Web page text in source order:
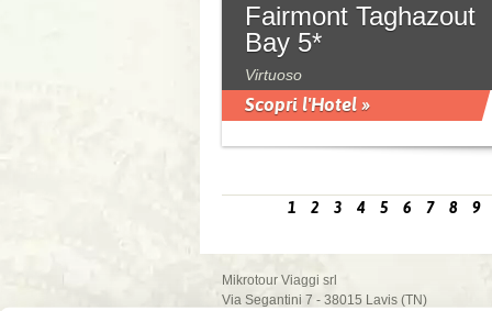
Fairmont Taghazout
Bay 5*
Virtuoso
Scopri l'Hotel »
1 2 3 4 5 6 7 8 9
Mikrotour Viaggi srl
Via Segantini 7 - 38015 Lavis (TN)